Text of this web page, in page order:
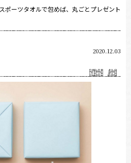
ポーツタオルで包めば、丸ごとプレゼント
2020.12.03